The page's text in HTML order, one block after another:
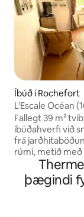
Íbúð í Rochefort
L'Escale Océan
Fallegt 39 m²
íbúðahverfi við
frá
rúmi, metið
ókeypis
komast inn,
ljósleiðara-Wi-
þægindi